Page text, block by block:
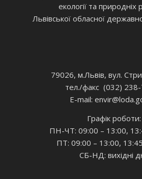
екології та природніх
Львівської обласної
79026, м.Львів, вул.
тел./факс (032)
E-mail: envir
Графік роботи:
ПН-ЧТ: 09:00 – 13:00,
ПТ: 09:00 – 13:00,
СБ-НД: вихідні